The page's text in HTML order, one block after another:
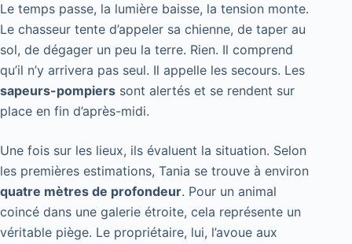
Le temps passe, la lumière baisse, la tension monte.
Le chasseur tente d’appeler sa chienne, de taper au
sol, de dégager un peu la terre. Rien. Il comprend
qu’il n’y arrivera pas seul. Il appelle les secours. Les
sapeurs-pompiers sont alertés et se rendent sur
place en fin d’après-midi.
Une fois sur les lieux, ils évaluent la situation. Selon
les premières estimations, Tania se trouve à environ
quatre mètres de profondeur. Pour un animal
coincé dans une galerie étroite, cela représente un
véritable piège. Le propriétaire, lui, l’avoue aux